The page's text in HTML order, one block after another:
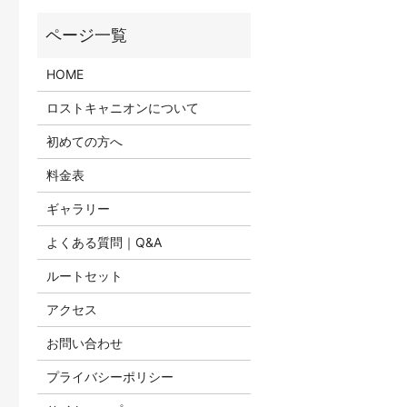
HOME
ロストキャニオンについて
初めての方へ
料金表
ギャラリー
よくある質問｜Q&A
ルートセット
アクセス
お問い合わせ
プライバシーポリシー